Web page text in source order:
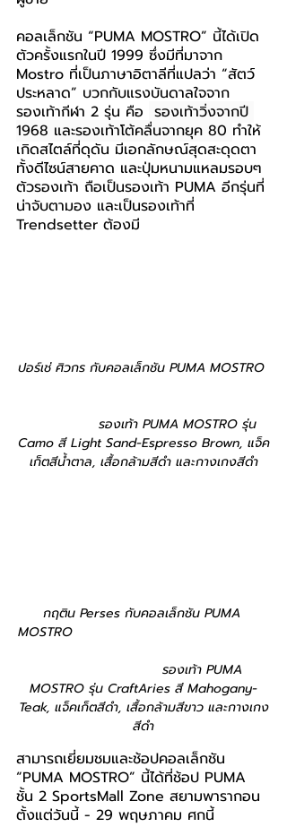
คอลเล็กชัน “PUMA MOSTRO” นี้ได้เปิด
ตัวครั้งแรกในปี 1999 ซึ่งมีที่มาจาก
Mostro ที่เป็นภาษาอิตาลีที่แปลว่า “สัตว์
ประหลาด” บวกกับแรงบันดาลใจจาก
รองเท้ากีฬา 2 รุ่น คือ รองเท้าวิ่งจากปี
1968 และรองเท้าโต้คลื่นจากยุค 80 ทำให้
เกิดสไตล์ที่ดุดัน มีเอกลักษณ์สุดสะดุดตา
ทั้งดีไซน์สายคาด และปุ่มหนามแหลมรอบๆ
ตัวรองเท้า ถือเป็นรองเท้า PUMA อีกรุ่นที่
น่าจับตามอง และเป็นรองเท้าที่
Trendsetter ต้องมี
ปอร์เช่ ศิวกร กับคอลเล็กชัน PUMA MOSTRO
                รองเท้า PUMA MOSTRO รุ่น
Camo สี Light Sand-Espresso Brown, แจ็ค
เก็ตสีน้ำตาล, เสื้อกล้ามสีดำ และกางเกงสีดำ
กฤติน Perses กับคอลเล็กชัน PUMA
MOSTRO
                           รองเท้า PUMA
MOSTRO รุ่น CraftAries สี Mahogany-
Teak, แจ็คเก็ตสีดำ, เสื้อกล้ามสีขาว และกางเกง
สีดำ
สามารถเยี่ยมชมและช้อปคอลเล็กชัน
“PUMA MOSTRO” นี้ได้ที่ช้อป PUMA
ชั้น 2 SportsMall Zone สยามพารากอน
ตั้งแต่วันนี้ - 29 พฤษภาคม ศกนี้